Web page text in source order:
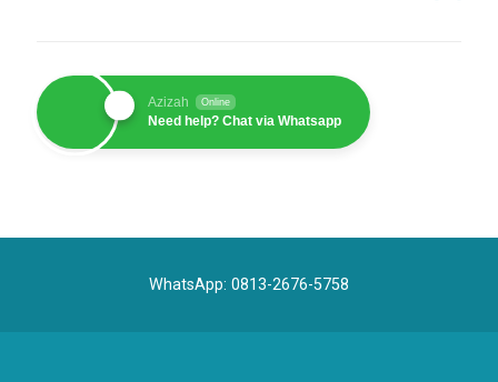
Azizah Online
Need help? Chat via Whatsapp
WhatsApp: 0813-2676-5758